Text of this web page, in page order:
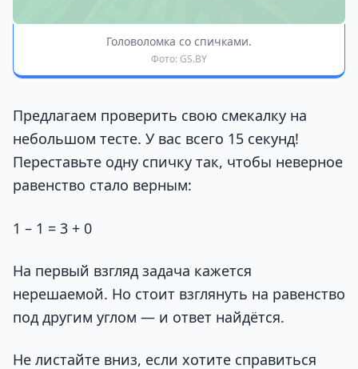
Головоломка со спичками.
Фото: GS.BY
Предлагаем проверить свою смекалку на
небольшом тесте. У вас всего 15 секунд!
Переставьте одну спичку так, чтобы неверное
равенство стало верным:
1 – 1 = 3 + 0
На первый взгляд задача кажется
нерешаемой. Но стоит взглянуть на равенство
под другим углом — и ответ найдётся.
Не листайте вниз, если хотите справиться